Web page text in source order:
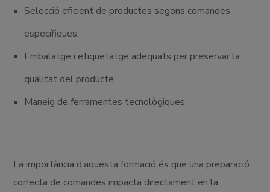
Selecció eficient de productes segons comandes
específiques.
Embalatge i etiquetatge adequats per preservar la
qualitat del producte.
Maneig de ferramentes tecnològiques.
La importància d’aquesta formació és que una preparació
correcta de comandes impacta directament en la